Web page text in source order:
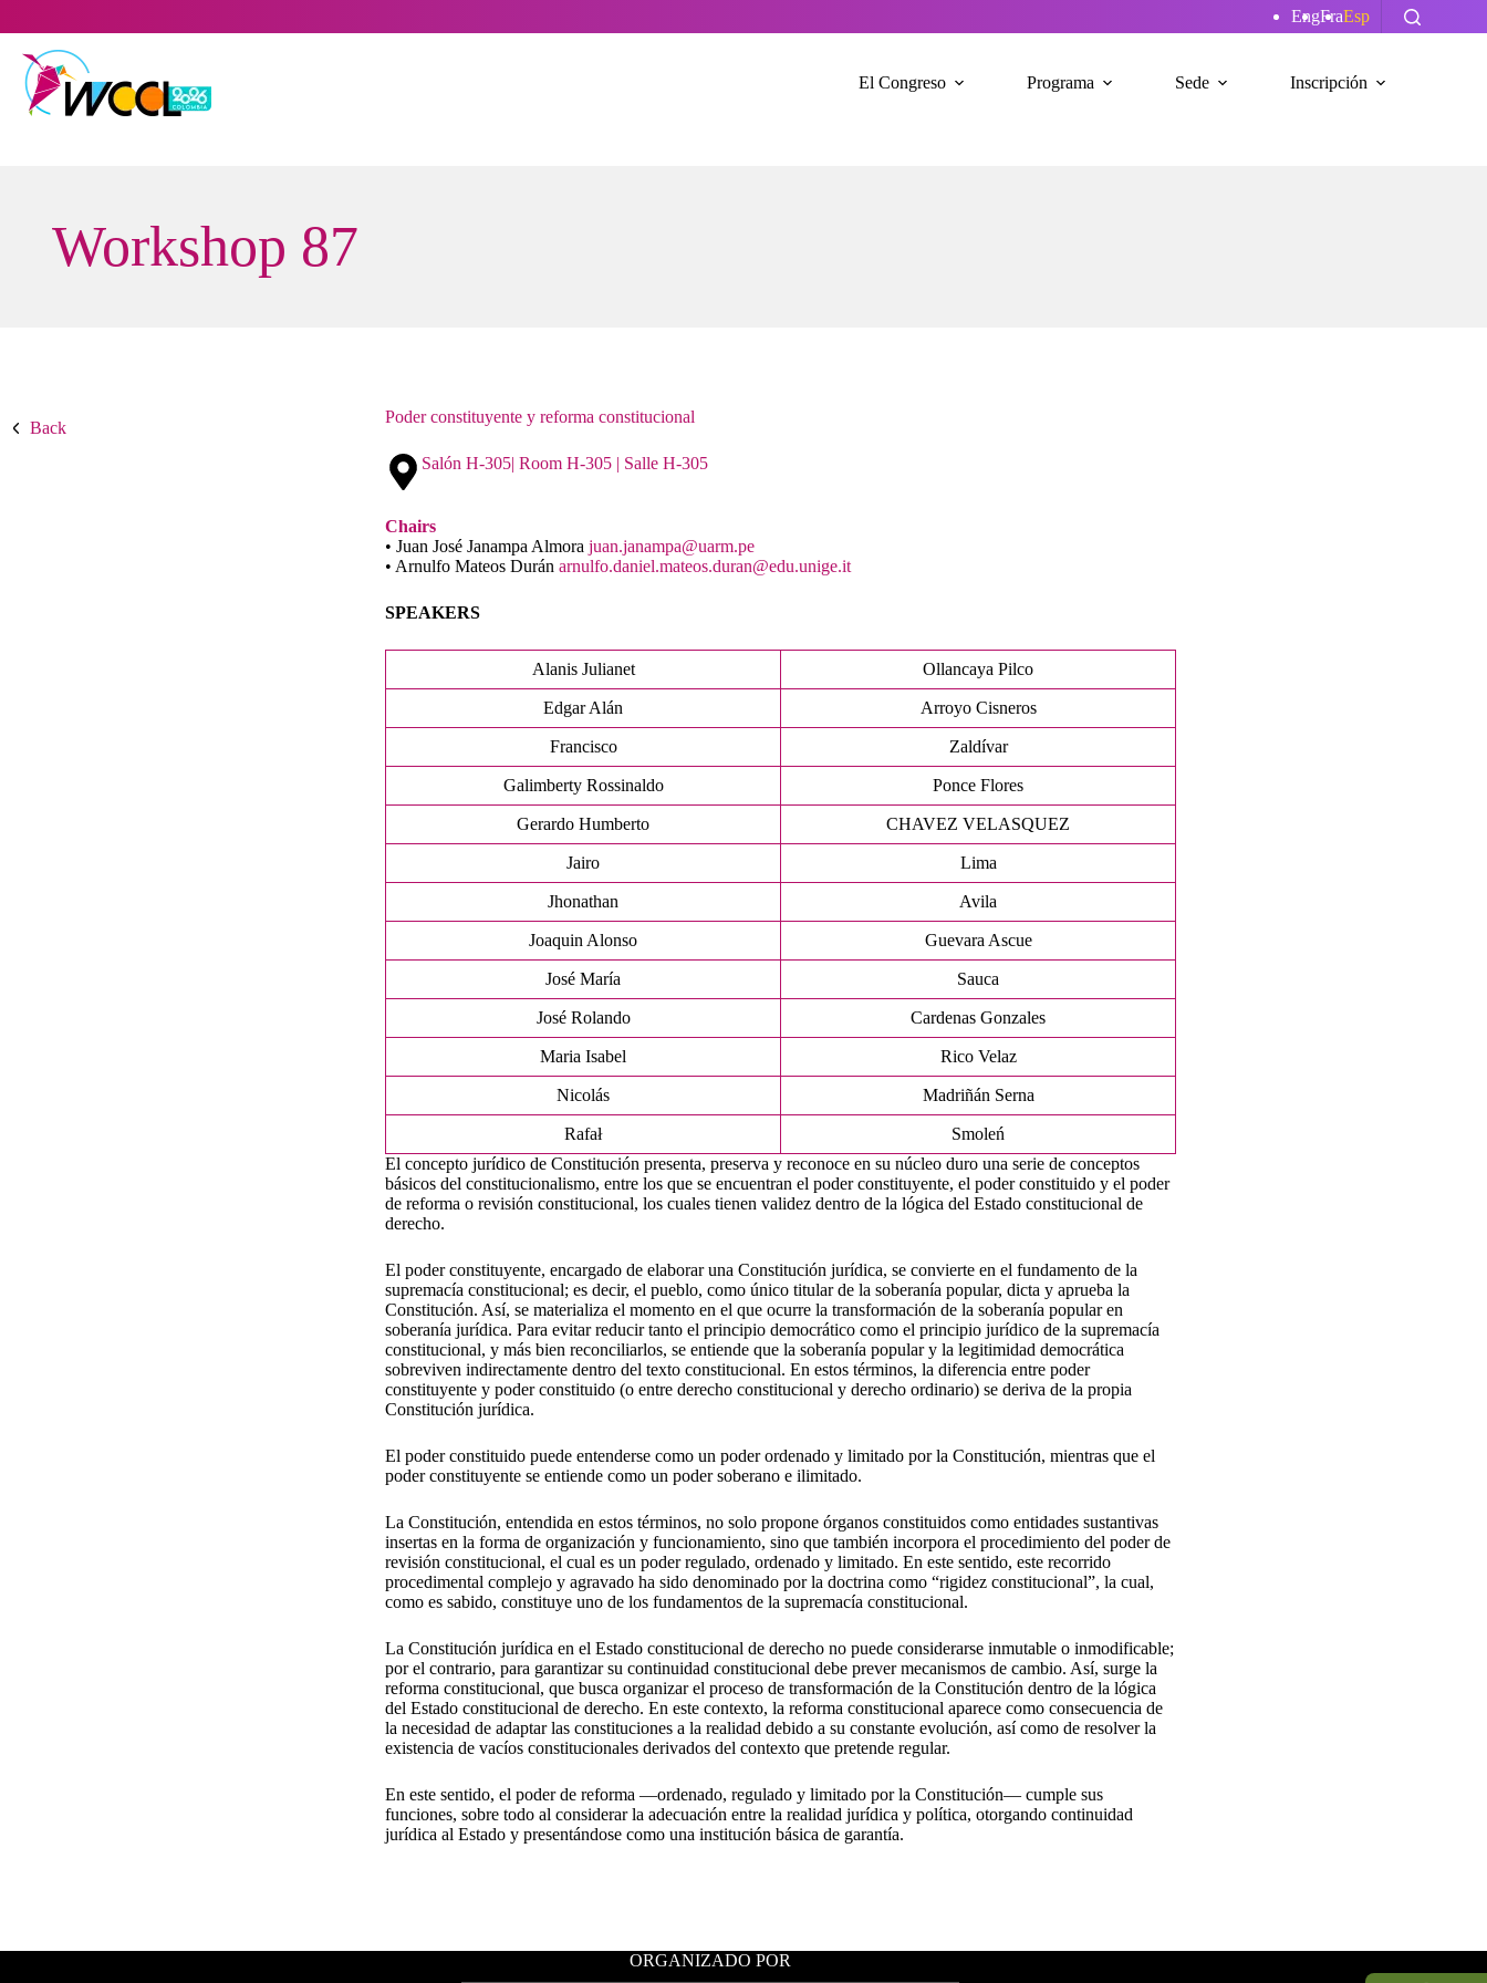
contenido
EngFraEsp
El Congreso Programa Sede Inscripción
Workshop 87
Back
Poder constituyente y reforma constitucional
Salón H-305| Room H-305 | Salle H-305
Chairs
• Juan José Janampa Almora juan.janampa@uarm.pe
• Arnulfo Mateos Durán arnulfo.daniel.mateos.duran@edu.unige.it
SPEAKERS
Alanis Julianet Ollancaya Pilco
Edgar Alán Arroyo Cisneros
Francisco Zaldívar
Galimberty Rossinaldo Ponce Flores
Gerardo Humberto CHAVEZ VELASQUEZ
Jairo Lima
Jhonathan Avila
Joaquin Alonso Guevara Ascue
José María Sauca
José Rolando Cardenas Gonzales
Maria Isabel Rico Velaz
Nicolás Madriñán Serna
Rafał
Smoleń
El concepto jurídico de Constitución presenta, preserva y reconoce en su núcleo duro una serie de conceptos
básicos del constitucionalismo, entre los que se encuentran el poder constituyente, el poder constituido y el poder
de reforma o revisión constitucional, los cuales tienen validez dentro de la lógica del Estado constitucional de
derecho.
El poder constituyente, encargado de elaborar una Constitución jurídica, se convierte en el fundamento de la
supremacía constitucional; es decir, el pueblo, como único titular de la soberanía popular, dicta y aprueba la
Constitución. Así, se materializa el momento en el que ocurre la transformación de la soberanía popular en
soberanía jurídica. Para evitar reducir tanto el principio democrático como el principio jurídico de la supremacía
constitucional, y más bien reconciliarlos, se entiende que la soberanía popular y la legitimidad democrática
sobreviven indirectamente dentro del texto constitucional. En estos términos, la diferencia entre poder
constituyente y poder constituido (o entre derecho constitucional y derecho ordinario) se deriva de la propia
Constitución jurídica.
El poder constituido puede entenderse como un poder ordenado y limitado por la Constitución, mientras que el
poder constituyente se entiende como un poder soberano e ilimitado.
La Constitución, entendida en estos términos, no solo propone órganos constituidos como entidades sustantivas
insertas en la forma de organización y funcionamiento, sino que también incorpora el procedimiento del poder de
revisión constitucional, el cual es un poder regulado, ordenado y limitado. En este sentido, este recorrido
procedimental complejo y agravado ha sido denominado por la doctrina como “rigidez constitucional”, la cual,
como es sabido, constituye uno de los fundamentos de la supremacía constitucional.
La Constitución jurídica en el Estado constitucional de derecho no puede considerarse inmutable o inmodificable;
por el contrario, para garantizar su continuidad constitucional debe prever mecanismos de cambio. Así, surge la
reforma constitucional, que busca organizar el proceso de transformación de la Constitución dentro de la lógica
del Estado constitucional de derecho. En este contexto, la reforma constitucional aparece como consecuencia de
la necesidad de adaptar las constituciones a la realidad debido a su constante evolución, así como de resolver la
existencia de vacíos constitucionales derivados del contexto que pretende regular.
En este sentido, el poder de reforma —ordenado, regulado y limitado por la Constitución— cumple sus
funciones, sobre todo al considerar la adecuación entre la realidad jurídica y política, otorgando continuidad
jurídica al Estado y presentándose como una institución básica de garantía.
ORGANIZADO POR